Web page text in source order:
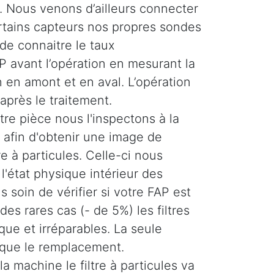
venons d’ailleurs connecter
capteurs nos propres sondes
connaitre le taux
avant l’opération en mesurant la
amont et en aval. L’opération
le traitement.
pièce nous l'inspectons à la
d'obtenir une image de
à particules. Celle-ci nous
physique intérieur des
soin de vérifier si votre FAP est
rares cas (- de 5%) les filtres
et irréparables. La seule
le remplacement.
machine le filtre à particules va